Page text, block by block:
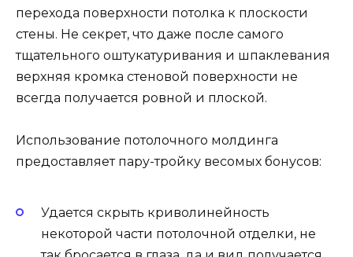
перехода поверхности потолка к плоскости
стены. Не секрет, что даже после самого
тщательного оштукатуривания и шпаклевания
верхняя кромка стеновой поверхности не
всегда получается ровной и плоской.
Использование потолочного молдинга
предоставляет пару-тройку весомых бонусов:
Удается скрыть криволинейность
некоторой части потолочной отделки, не